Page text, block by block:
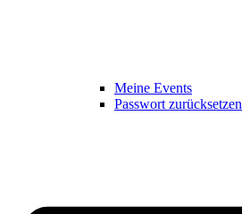
Meine Events
Passwort zurücksetzen